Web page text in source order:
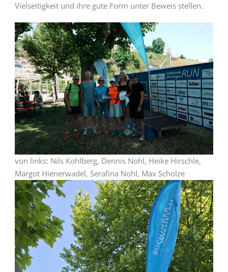
Vielseitigkeit und ihre gute Form unter Beweis stellen.
von links: Nils Kohlberg, Dennis Nohl, Heike Hirschle,
Margot Hienerwadel, Serafina Nohl, Max Scholze